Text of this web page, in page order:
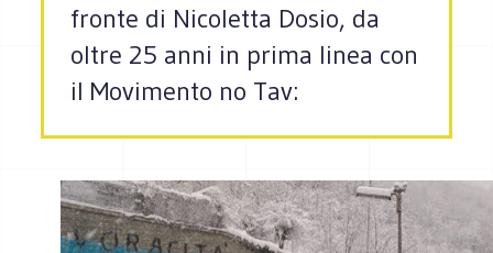
fronte di Nicoletta Dosio, da
oltre 25 anni in prima linea con
il Movimento no Tav: